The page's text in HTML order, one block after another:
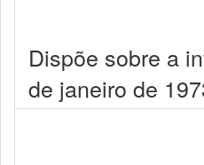
Dispõe sobre a
de janeiro de